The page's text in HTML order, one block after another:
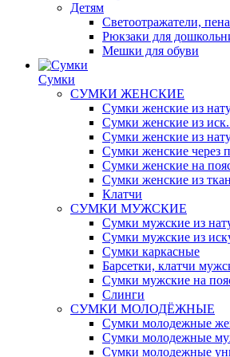
Детям
Светоотражатели,
Рюкзаки для
Мешки для обуви
Сумки
СУМКИ ЖЕНСКИЕ
Сумки женские из
Сумки женские из
Сумки женские из
Сумки женские через
Сумки женские на
Сумки женские из
Клатчи
СУМКИ МУЖСКИЕ
Сумки мужские из
Сумки мужские из
Сумки каркасные
Барсетки, клатчи
Сумки мужские на
Слинги
СУМКИ МОЛОДЁЖНЫЕ
Сумки молодежные
Сумки молодежные
Сумки молодежные